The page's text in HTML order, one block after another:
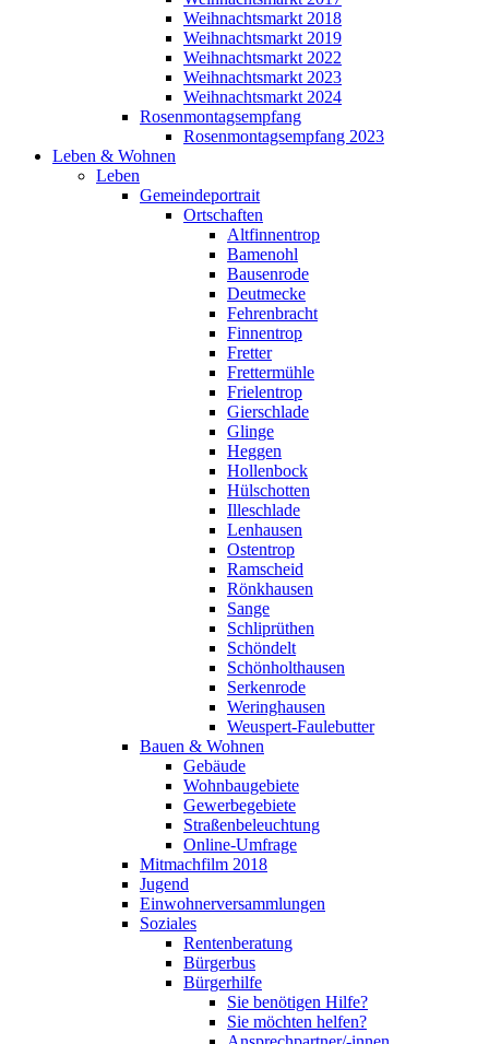
Weihnachtsmarkt 2018
Weihnachtsmarkt 2019
Weihnachtsmarkt 2022
Weihnachtsmarkt 2023
Weihnachtsmarkt 2024
Rosenmontagsempfang
Rosenmontagsempfang 2023
Leben & Wohnen
Leben
Gemeindeportrait
Ortschaften
Altfinnentrop
Bamenohl
Bausenrode
Deutmecke
Fehrenbracht
Finnentrop
Fretter
Frettermühle
Frielentrop
Gierschlade
Glinge
Heggen
Hollenbock
Hülschotten
Illeschlade
Lenhausen
Ostentrop
Ramscheid
Rönkhausen
Sange
Schliprüthen
Schöndelt
Schönholthausen
Serkenrode
Weringhausen
Weuspert-Faulebutter
Bauen & Wohnen
Gebäude
Wohnbaugebiete
Gewerbegebiete
Straßenbeleuchtung
Online-Umfrage
Mitmachfilm 2018
Jugend
Einwohnerversammlungen
Soziales
Rentenberatung
Bürgerbus
Bürgerhilfe
Sie benötigen Hilfe?
Sie möchten helfen?